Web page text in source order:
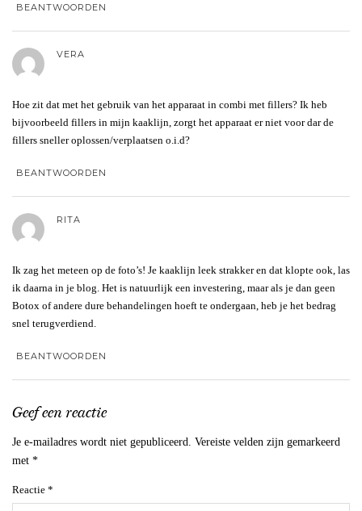
BEANTWOORDEN
VERA
Hoe zit dat met het gebruik van het apparaat in combi met fillers? Ik heb
bijvoorbeeld fillers in mijn kaaklijn, zorgt het apparaat er niet voor dar de
fillers sneller oplossen/verplaatsen o.i.d?
BEANTWOORDEN
RITA
Ik zag het meteen op de foto’s! Je kaaklijn leek strakker en dat klopte ook, las
ik daarna in je blog. Het is natuurlijk een investering, maar als je dan geen
Botox of andere dure behandelingen hoeft te ondergaan, heb je het bedrag
snel terugverdiend.
BEANTWOORDEN
Geef een reactie
Je e-mailadres wordt niet gepubliceerd.
Vereiste velden zijn gemarkeerd
met *
Reactie *